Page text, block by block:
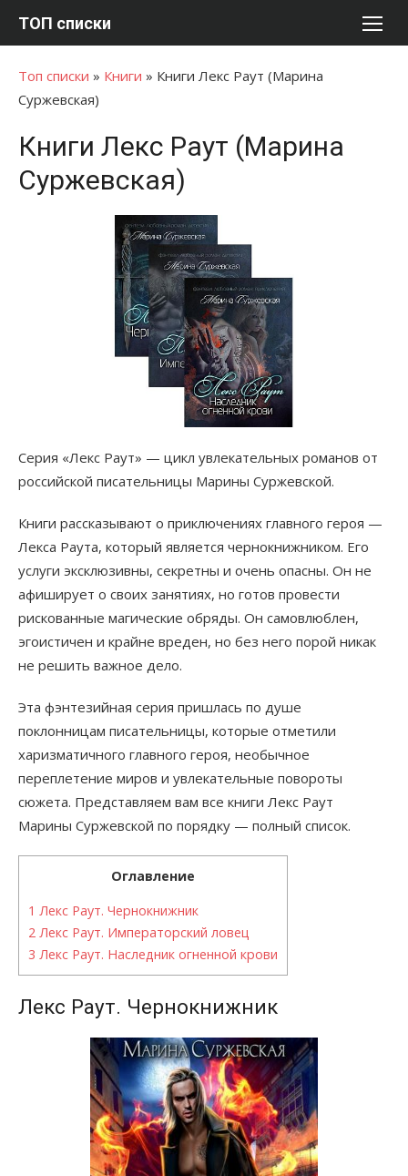
ТОП списки
Топ списки » Книги » Книги Лекс Раут (Марина
Суржевская)
Книги Лекс Раут (Марина
Суржевская)
Серия «Лекс Раут» — цикл увлекательных романов от
российской писательницы Марины Суржевской.
Книги рассказывают о приключениях главного героя —
Лекса Раута, который является чернокнижником. Его
услуги эксклюзивны, секретны и очень опасны. Он не
афиширует о своих занятиях, но готов провести
рискованные магические обряды. Он самовлюблен,
эгоистичен и крайне вреден, но без него порой никак
не решить важное дело.
Эта фэнтезийная серия пришлась по душе
поклонницам писательницы, которые отметили
харизматичного главного героя, необычное
переплетение миров и увлекательные повороты
сюжета. Представляем вам все книги Лекс Раут
Марины Суржевской по порядку — полный список.
Оглавление
1 Лекс Раут. Чернокнижник
2 Лекс Раут. Императорский ловец
3 Лекс Раут. Наследник огненной крови
Лекс Раут. Чернокнижник